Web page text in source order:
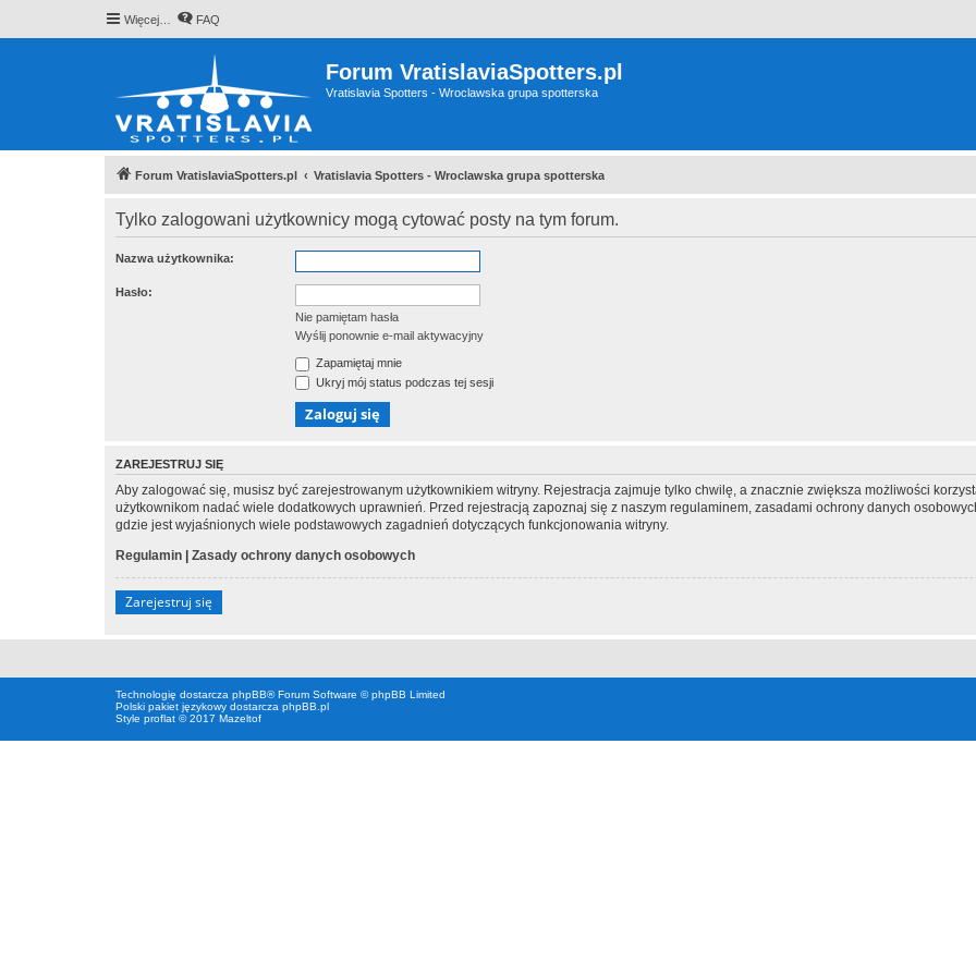
Więcej… FAQ
Forum VratislaviaSpotters.pl
Vratislavia Spotters - Wroclawska grupa spotterska
Forum VratislaviaSpotters.pl Vratislavia Spotters - Wroclawska grupa spotterska
Tylko zalogowani użytkownicy mogą cytować posty na tym forum.
Nazwa użytkownika:
Hasło:
Nie pamiętam hasła
Wyślij ponownie e-mail aktywacyjny
Zapamiętaj mnie
Ukryj mój status podczas tej sesji
ZAREJESTRUJ SIĘ
Aby zalogować się, musisz być zarejestrowanym użytkownikiem witryny. Rejestracja zajmuje tylko chwilę, a znacznie zwiększa możliwości
użytkownikom nadać wiele dodatkowych uprawnień. Przed rejestracją zapoznaj się z naszym regulaminem, zasadami ochrony danych
gdzie jest wyjaśnionych wiele podstawowych zagadnień dotyczących funkcjonowania witryny.
Regulamin | Zasady ochrony danych osobowych
Zarejestruj się
Technologię dostarcza phpBB® Forum Software © phpBB Limited
Polski pakiet językowy dostarcza phpBB.pl
Style proflat © 2017 Mazeltof